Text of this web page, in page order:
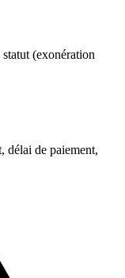
(exonération
délai de paiement,